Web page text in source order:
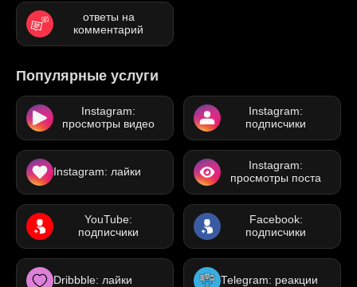
ответы на
комментарий
Популярные услуги
Instagram:
просмотры видео
Instagram:
подписчики
Instagram: лайки
Instagram:
просмотры поста
YouTube:
подписчики
Facebook:
подписчики
Dribbble: лайки Telegram: реакции